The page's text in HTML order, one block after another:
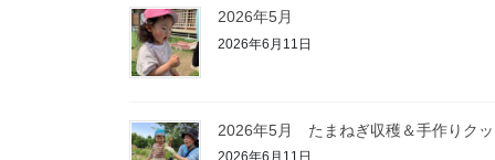
2026年5月
2026年6月11日
2026年5月 たまねぎ収穫＆手作りクッ